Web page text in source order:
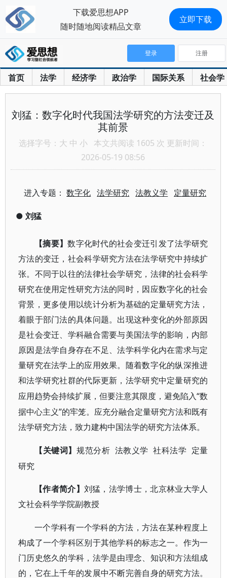
首页 法学 经济学 政治学 国际关系 社会学
登录 注册
刘猛：数字化时代我国法学研究的方法变迁及
其前景
选择字号： 大 中 小 本文共阅读 1605 次 更新时间：
2026-05-19 08:56
进入专题：数字化 法学研究 法教义学 定量研究
● 刘猛
【摘要】数字化时代的社会变迁引发了法学研究
方法的变迁，社会科学研究方法在法学研究中持续扩
张。不同于以往的法律社会学研究，法律的社会科学
研究在使用定性研究方法的同时，因应数字化的社会
背景，更多使用以统计分析为基础的定量研究方法，
着眼于部门法的具体问题。出现这种变化的外部原因
是社会变迁、学科融合需要与美国法学的影响，内部
原因是法学自身存在不足、法学科学化内在需求与定
量研究在法学上的应用效果。随着数字化的纵深推进
和法学研究社群的代际更新，法学研究中定量研究的
应用趋势会持续扩展，但要注意其限度，避免陷入“数
据中心主义”的牢笼。应充分融合定量研究方法和既有
法学研究方法，致力建构中国法学的研究方法体系。
【关键词】 规范分析 法教义学 社科法学 定量
研究
【作者简介】 刘猛，法学博士，北京林业大学人
文社会科学学院副教授
一个学科有一个学科的方法，方法在某种程度上
构成了一个学科区别于其他学科的标志之一。作为一
门历史悠久的学科，法学是由理念、知识和方法组成
的，它在上千年的发展中不断完善自身的研究方法。
下载爱思想APP
随时随地阅读精品文章
立即下载